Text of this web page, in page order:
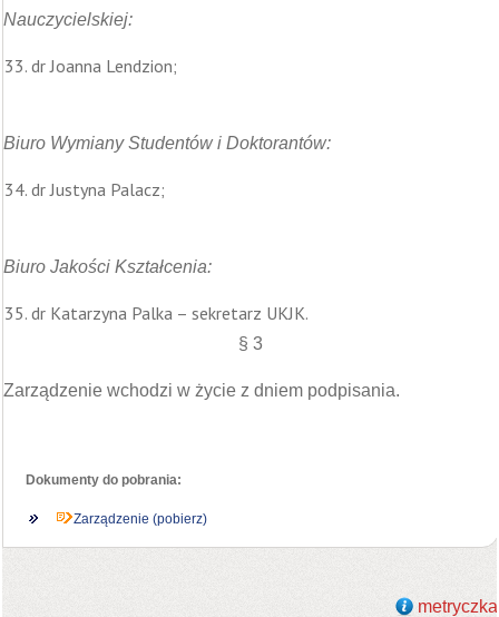
Nauczycielskiej:
dr Joanna Lendzion;
Biuro Wymiany Studentów i Doktorantów:
dr Justyna Palacz;
Biuro Jakości Kształcenia:
dr Katarzyna Palka – sekretarz UKJK.
§ 3
Zarządzenie wchodzi w życie z dniem podpisania.
Dokumenty do pobrania:
Zarządzenie (pobierz)
metryczka